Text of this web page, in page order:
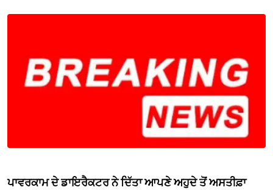
ਪਾਵਰਕਾਮ ਦੇ ਡਾਇਰੈਕਟਰ ਨੇ ਦਿੱਤਾ ਆਪਣੇ ਅਹੁਦੇ ਤੋਂ ਅਸਤੀਫ਼ਾ